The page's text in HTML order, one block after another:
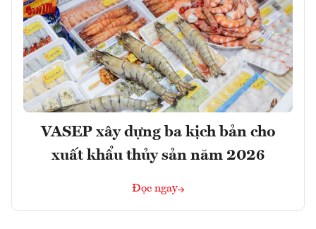
VASEP xây dựng ba kịch bản cho
xuất khẩu thủy sản năm 2026
Đọc ngay